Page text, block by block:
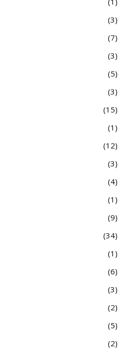
3
7
3
5
3
15
1
12
3
4
1
9
34
1
6
3
2
5
2